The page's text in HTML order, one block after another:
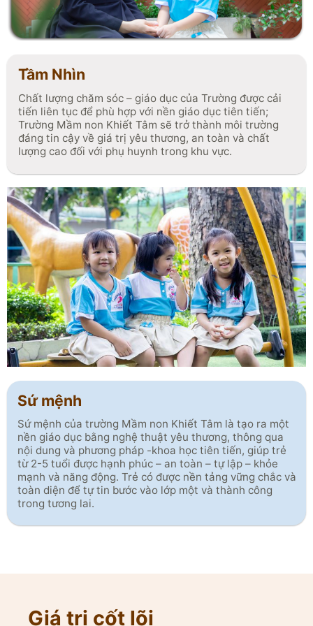
đa tiềm năng của trẻ.
Tầm Nhìn
Chất lượng chăm sóc – giáo dục của Trường được cải
tiến liên tục để phù hợp với nền giáo dục tiên tiến;
Trường Mầm non Khiết Tâm sẽ trở thành môi trường
đáng tin cậy về giá trị yêu thương, an toàn và chất
lượng cao đối với phụ huynh trong khu vực.
Sứ mệnh
Sứ mệnh của trường Mầm non Khiết Tâm là tạo ra một
nền giáo dục bằng nghệ thuật yêu thương, thông qua
nội dung và phương pháp -khoa học tiên tiến, giúp trẻ
từ 2-5 tuổi được hạnh phúc – an toàn – tự lập – khỏe
mạnh và năng động. Trẻ có được nền tảng vững chắc và
toàn diện để tự tin bước vào lớp một và thành công
trong tương lai.
Giá trị cốt lõi